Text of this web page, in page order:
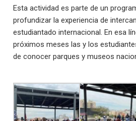
Esta actividad es parte de un
profundizar la experiencia de
estudiantado internacional. En esa
próximos meses las y los
de conocer parques y museos